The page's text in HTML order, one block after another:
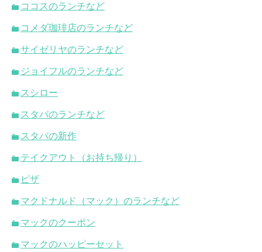
ココスのランチなど
コメダ珈琲店のランチなど
サイゼリヤのランチなど
ジョイフルのランチなど
スシロー
スタバのランチなど
スタバの新作
テイクアウト（お持ち帰り）
ピザ
マクドナルド（マック）のランチなど
マックのクーポン
マックのハッピーセット